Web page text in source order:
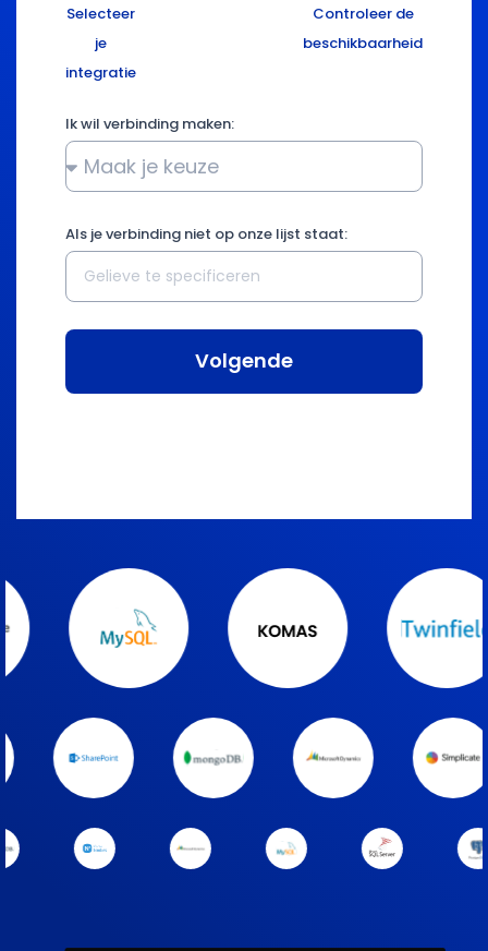
Selecteer
je
integratie
Controleer de
beschikbaarheid
Ik wil verbinding maken:
Als je verbinding niet op onze lijst staat:
Volgende